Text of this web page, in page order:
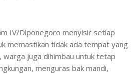
IV/Diponegoro menyisir setiap
memastikan tidak ada tempat yang
warga juga dihimbau untuk tetap
menguras bak mandi,